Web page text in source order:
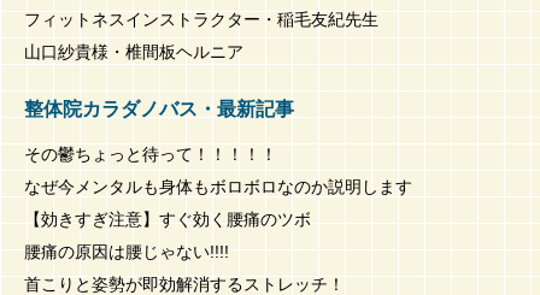
フィットネスインストラクター・稲毛友紀先生
山口紗貴様・椎間板ヘルニア
整体院カラダノバス・最新記事
その鬱ちょっと待って！！！！！
なぜ今メンタルも身体もボロボロなのか説明します
【効きすぎ注意】すぐ効く腰痛のツボ
腰痛の原因は腰じゃない!!!!
首こりと姿勢が即効解消するストレッチ！